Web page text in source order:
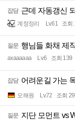
잡담 근데 자동갱신
계정정리 Lv.61 조회
질문 행님들 화채 제
axaaaaaa Lv.6 조회 139
잡담 어려운길 가는
오해원 Lv.72 조회
질문 지단 모먼트 vs